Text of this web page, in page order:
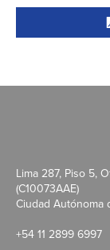
Lima 287, Piso 5,
(C10073AAE)
Ciudad Autónoma
+54 11 2899 6997